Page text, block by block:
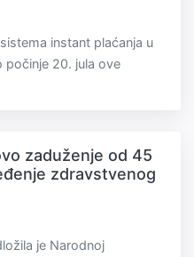
instant plaćanja u
počinje 20. jula ove
zaduženje od 45
zdravstvenog
je Narodnoj